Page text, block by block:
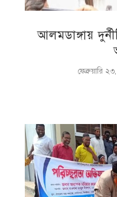
আলমডাঙ্গায়
ফেব্রুয়ারি